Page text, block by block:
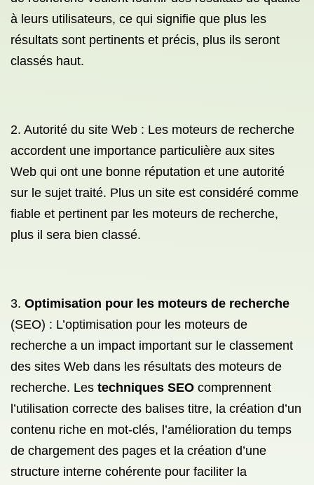
à leurs utilisateurs, ce qui signifie que plus les
résultats sont pertinents et précis, plus ils seront
classés haut.
2. Autorité du site Web : Les moteurs de recherche
accordent une importance particulière aux sites
Web qui ont une bonne réputation et une autorité
sur le sujet traité. Plus un site est considéré comme
fiable et pertinent par les moteurs de recherche,
plus il sera bien classé.
3. Optimisation pour les moteurs de recherche
(SEO) : L’optimisation pour les moteurs de
recherche a un impact important sur le classement
des sites Web dans les résultats des moteurs de
recherche. Les techniques SEO comprennent
l’utilisation correcte des balises titre, la création d’un
contenu riche en mot-clés, l’amélioration du temps
de chargement des pages et la création d’une
structure interne cohérente pour faciliter la